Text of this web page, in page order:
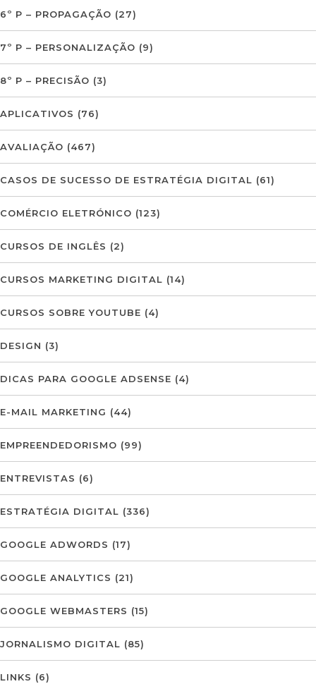
6º P – PROPAGAÇÃO (27)
7º P – PERSONALIZAÇÃO (9)
8º P – PRECISÃO (3)
APLICATIVOS (76)
AVALIAÇÃO (467)
CASOS DE SUCESSO DE ESTRATÉGIA DIGITAL (61)
COMÉRCIO ELETRÓNICO (123)
CURSOS DE INGLÊS (2)
CURSOS MARKETING DIGITAL (14)
CURSOS SOBRE YOUTUBE (4)
DESIGN (3)
DICAS PARA GOOGLE ADSENSE (4)
E-MAIL MARKETING (44)
EMPREENDEDORISMO (99)
ENTREVISTAS (6)
ESTRATÉGIA DIGITAL (336)
GOOGLE ADWORDS (17)
GOOGLE ANALYTICS (21)
GOOGLE WEBMASTERS (15)
JORNALISMO DIGITAL (85)
LINKS (6)